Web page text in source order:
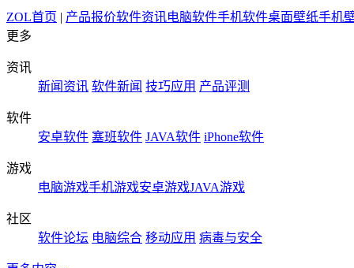
ZOL首页 | 产品报价软件资讯电脑软件手机软件桌面壁纸手机
更多
资讯
新闻资讯 软件新闻 技巧应用 产品评测
软件
安卓软件 塞班软件 JAVA软件 iPhone软件
游戏
电脑游戏手机游戏安卓游戏JAVA游戏
社区
软件论坛 电脑综合 移动应用 病毒与安全